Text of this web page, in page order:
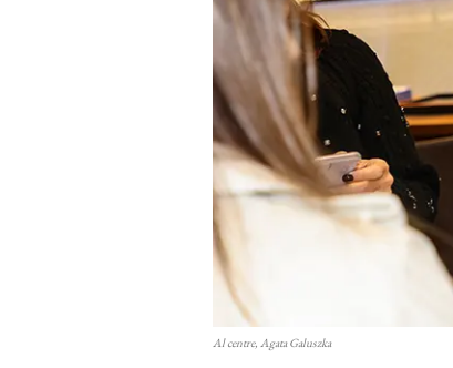
Al centre, Agata Galuszka